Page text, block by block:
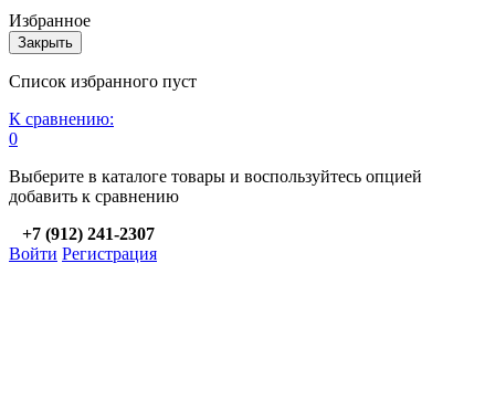
Избранное
Закрыть
Список избранного пуст
К сравнению:
0
Выберите в каталоге товары и воспользуйтесь опцией
добавить к сравнению
+7 (912) 241-2307
Войти Регистрация